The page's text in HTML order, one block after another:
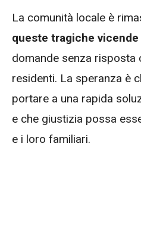
La comunità locale è
queste tragiche vicende
domande senza risposta
residenti. La speranza è
portare a una rapida
e che giustizia possa
e i loro familiari.